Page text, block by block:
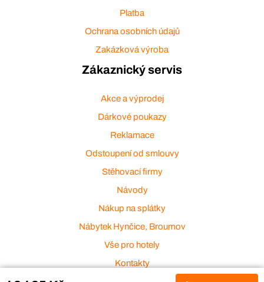
Platba
Ochrana osobních údajů
Zakázková výroba
Zákaznický servis
Akce a výprodej
Dárkové poukazy
Reklamace
Odstoupení od smlouvy
Stěhovací firmy
Návody
Nákup na splátky
Nábytek Hynčice, Broumov
Vše pro hotely
Kontakty